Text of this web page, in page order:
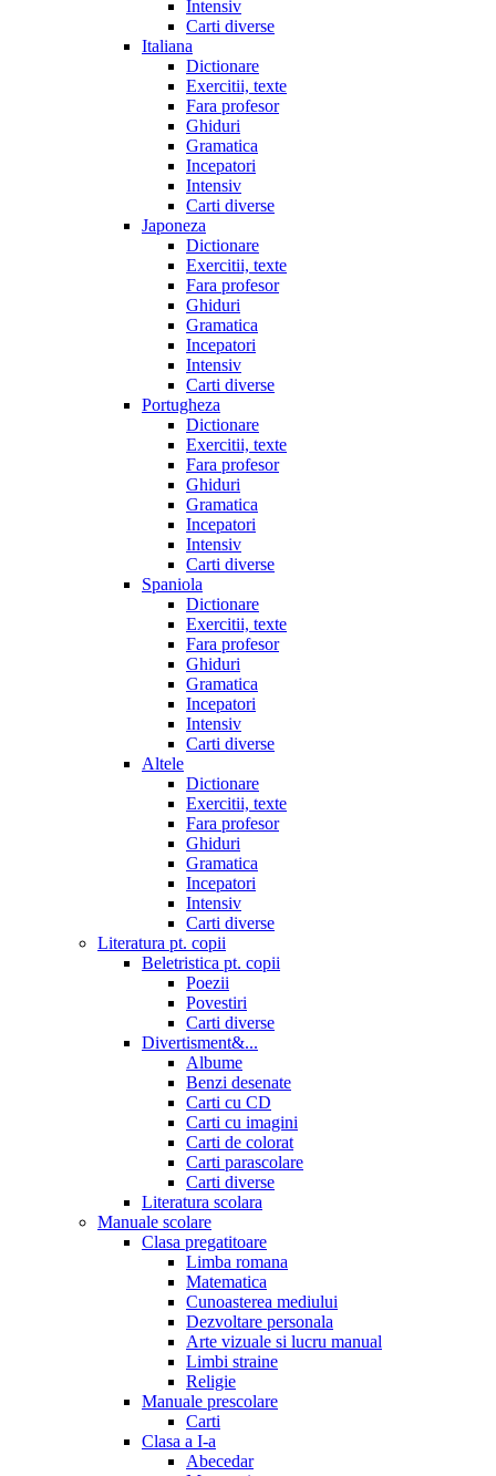
Intensiv
Carti diverse
Italiana
Dictionare
Exercitii, texte
Fara profesor
Ghiduri
Gramatica
Incepatori
Intensiv
Carti diverse
Japoneza
Dictionare
Exercitii, texte
Fara profesor
Ghiduri
Gramatica
Incepatori
Intensiv
Carti diverse
Portugheza
Dictionare
Exercitii, texte
Fara profesor
Ghiduri
Gramatica
Incepatori
Intensiv
Carti diverse
Spaniola
Dictionare
Exercitii, texte
Fara profesor
Ghiduri
Gramatica
Incepatori
Intensiv
Carti diverse
Altele
Dictionare
Exercitii, texte
Fara profesor
Ghiduri
Gramatica
Incepatori
Intensiv
Carti diverse
Literatura pt. copii
Beletristica pt. copii
Poezii
Povestiri
Carti diverse
Divertisment&...
Albume
Benzi desenate
Carti cu CD
Carti cu imagini
Carti de colorat
Carti parascolare
Carti diverse
Literatura scolara
Manuale scolare
Clasa pregatitoare
Limba romana
Matematica
Cunoasterea mediului
Dezvoltare personala
Arte vizuale si lucru manual
Limbi straine
Religie
Manuale prescolare
Carti
Clasa a I-a
Abecedar